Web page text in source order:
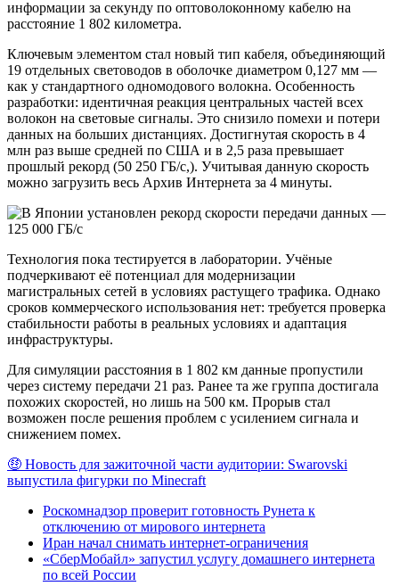
информации за секунду по оптоволоконному кабелю на
расстояние 1 802 километра.
Ключевым элементом стал новый тип кабеля, объединяющий
19 отдельных световодов в оболочке диаметром 0,127 мм —
как у стандартного одномодового волокна. Особенность
разработки: идентичная реакция центральных частей всех
волокон на световые сигналы. Это снизило помехи и потери
данных на больших дистанциях. Достигнутая скорость в 4
млн раз выше средней по США и в 2,5 раза превышает
прошлый рекорд (50 250 ГБ/с,). Учитывая данную скорость
можно загрузить весь Архив Интернета за 4 минуты.
Технология пока тестируется в лаборатории. Учёные
подчеркивают её потенциал для модернизации
магистральных сетей в условиях растущего трафика. Однако
сроков коммерческого использования нет: требуется проверка
стабильности работы в реальных условиях и адаптация
инфраструктуры.
Для симуляции расстояния в 1 802 км данные пропустили
через систему передачи 21 раз. Ранее та же группа достигала
похожих скоростей, но лишь на 500 км. Прорыв стал
возможен после решения проблем с усилением сигнала и
снижением помех.
🤑 Новость для зажиточной части аудитории: Swarovski
выпустила фигурки по Minecraft
Роскомнадзор проверит готовность Рунета к
отключению от мирового интернета
Иран начал снимать интернет-ограничения
«СберМобайл» запустил услугу домашнего интернета
по всей России